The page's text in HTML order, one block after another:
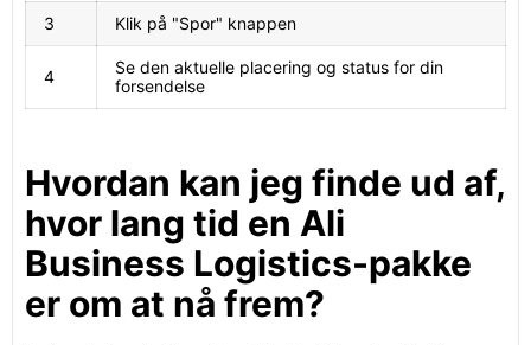
3 Klik på "Spor" knappen
4
Se den aktuelle placering og status for din
forsendelse
Hvordan kan jeg finde ud af,
hvor lang tid en Ali
Business Logistics-pakke
er om at nå frem?